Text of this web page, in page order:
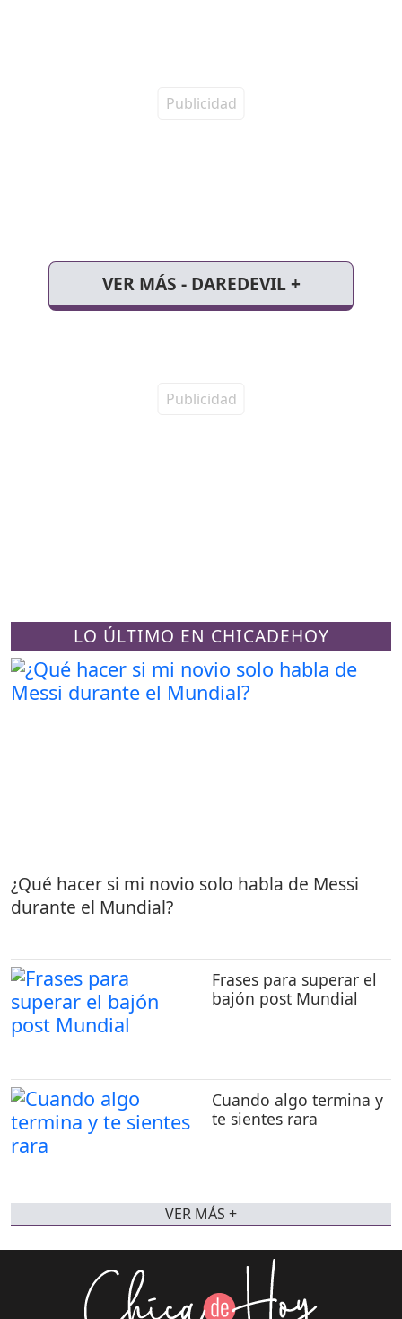
VER MÁS - DAREDEVIL +
LO ÚLTIMO EN CHICADEHOY
¿Qué hacer si mi novio solo habla de Messi
durante el Mundial?
Frases para superar el
bajón post Mundial
Cuando algo termina y
te sientes rara
VER MÁS +